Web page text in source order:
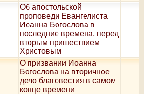
Об апостольской
проповеди Евангелиста
Иоанна Богослова в
последние времена, перед
вторым пришествием
Христовым
О призвании Иоанна
Богослова на вторичное
дело благовестия в самом
конце времени